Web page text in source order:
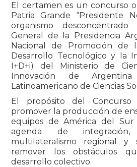
El certamen es un concurso
Patria Grande “Presidente
organismo
General de la Presidencia
Nacional de Promoción de
Desarrollo Tecnológico y la
I+D+i) del Ministerio de
Innovación de
Latinoamericano de Ciencias
El propósito del Concurso
promover la producción de
equipos de América del
agenda de
multilateralismo regional y
remover los obstáculos
desarrollo colectivo.